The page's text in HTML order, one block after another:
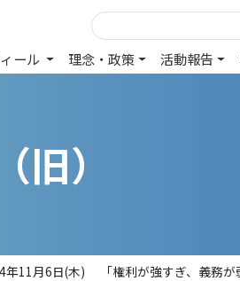
ール 理念・政策 活動報告
（旧）
年11月6日(木) 「権利が強すぎ、義務が